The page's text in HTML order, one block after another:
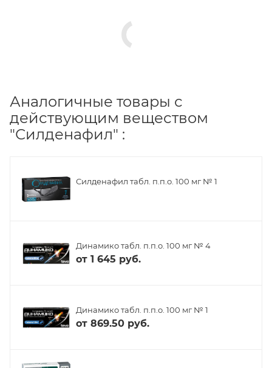
Аналогичные товары с
действующим веществом
"Силденафил" :
Силденафил табл. п.п.о. 100 мг № 1
Динамико табл. п.п.о. 100 мг № 4
от 1 645 руб.
Динамико табл. п.п.о. 100 мг № 1
от 869.50 руб.